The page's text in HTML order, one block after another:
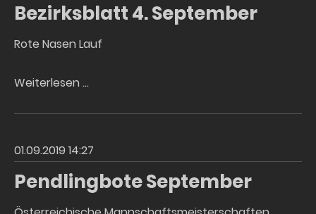
Bezirksblatt 4. September
Rote Nasen Lauf
Weiterlesen …
September
01.09.2019 14:27
Pendlingbote September